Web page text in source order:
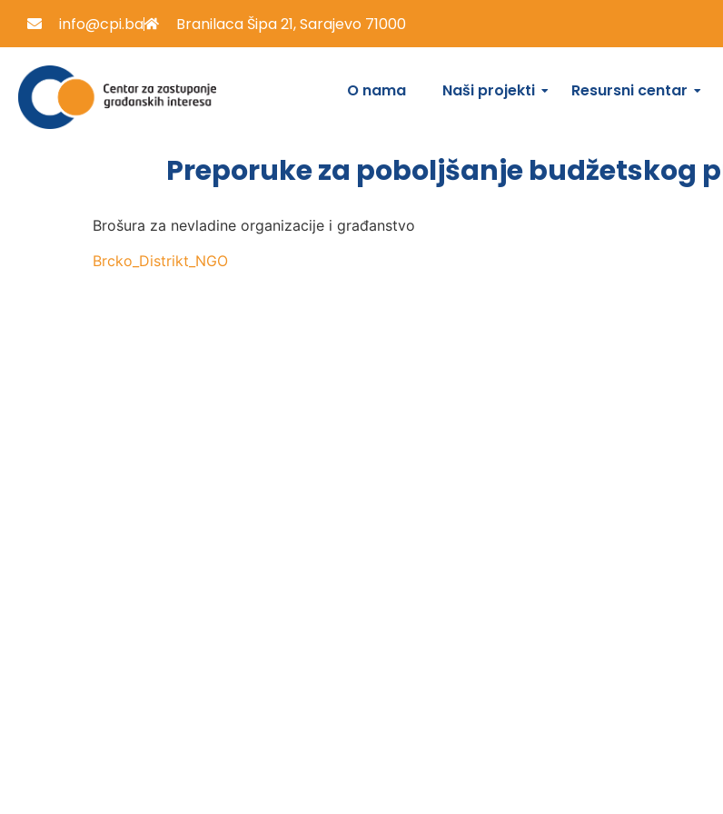
info@cpi.ba Branilaca Šipa 21, Sarajevo 71000
O nama Naši projekti Resursni centar
Preporuke za poboljšanje budžetskog
Brošura za nevladine organizacije i građanstvo
Brcko_Distrikt_NGO